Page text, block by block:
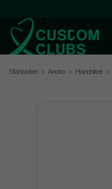
Startsiden Andre Handsker